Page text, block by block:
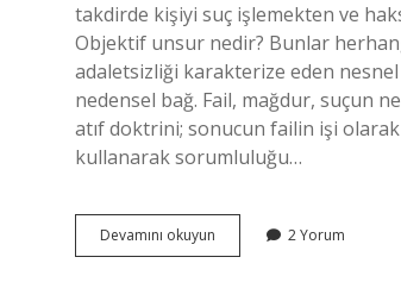
takdirde kişiyi suç işlemekten ve
Objektif unsur nedir? Bunlar
adaletsizliği karakterize eden
nedensel bağ. Fail, mağdur, suçun
atıf doktrini; sonucun failin işi
kullanarak sorumluluğu…
Devamını okuyun Objektif
Cezalandırılabilirlik
2 Yorum